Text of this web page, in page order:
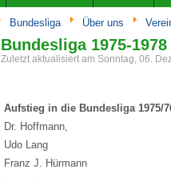
Bundesliga Über uns
Bundesliga 1975-1978
Zuletzt aktualisiert am Sonntag, 06.
Aufstieg in die Bundesliga 1975/
Dr. Hoffmann,
Udo Lang
Franz J. Hürmann